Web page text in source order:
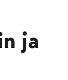
ja